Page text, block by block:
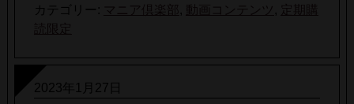
カテゴリー: マニア倶楽部 , 動画コンテンツ , 定期購
読限定
2023年1月27日